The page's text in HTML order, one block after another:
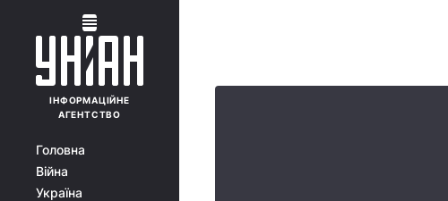
ІНФОРМАЦІЙНЕ
АГЕНТСТВО
Головна
Війна
Україна